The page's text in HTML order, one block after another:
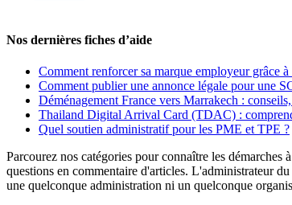
Nos dernières fiches d’aide
Comment renforcer sa marque employeur grâce
Comment publier une annonce légale pour une
Déménagement France vers Marrakech :
Thailand Digital Arrival Card (TDAC) :
Quel soutien administratif pour les PME et TPE ?
Parcourez nos catégories pour connaître les
questions en commentaire d'articles. L'administrateur
une quelconque administration ni un quelconque